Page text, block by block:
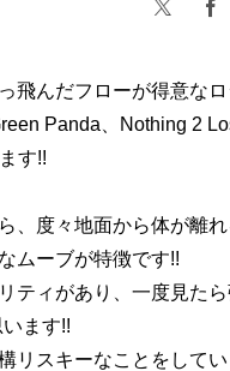
飛んだフローが得意な
Panda、Nothing 2
す!!
、度々地面から体が離
ムーブが特徴です!!
ティがあり、一度見た
ます!!
リスキーなことをしてい